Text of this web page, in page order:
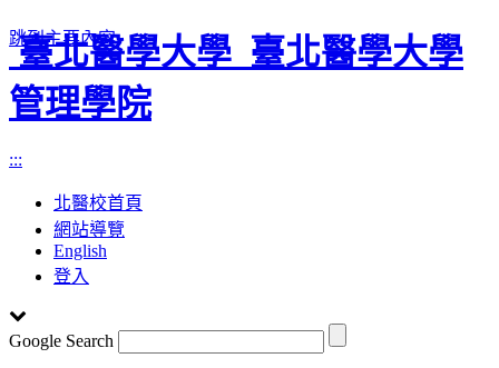
跳到主要內容
臺北醫學大學 臺北醫學大學
管理學院
:::
北醫校首頁
網站導覽
English
登入
Google Search